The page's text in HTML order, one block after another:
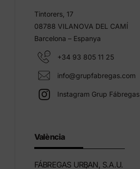
Tintorers, 17
08788 VILANOVA DEL CAMÍ
Barcelona – Espanya
+34 93 805 11 25
info@grupfabregas.com
Instagram Grup Fábregas
València
FÁBREGAS URBAN, S.A.U.